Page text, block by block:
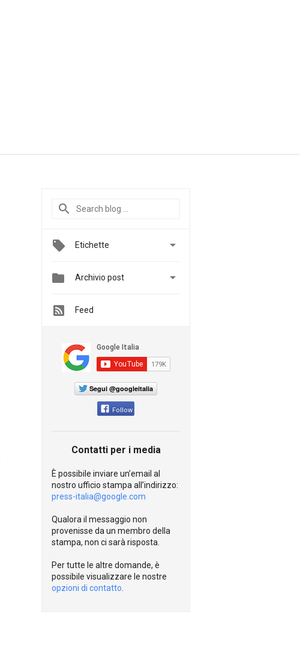
Etichette 
 Archivio post 
Feed
Segui @googleitalia
Follow
Contatti per i media
È possibile inviare un’email al
nostro ufficio stampa all’indirizzo:
press-italia@google.com
Qualora il messaggio non
provenisse da un membro della
stampa, non ci sarà risposta.
Per tutte le altre domande, è
possibile visualizzare le nostre
opzioni di contatto